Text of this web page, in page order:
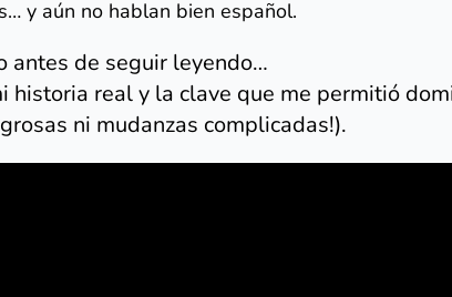
y aún no hablan bien español.
antes de seguir leyendo…
historia real y la clave que me permitió
ni mudanzas complicadas!).